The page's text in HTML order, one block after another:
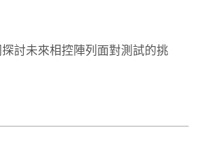
討未來相控陣列面對測試的挑